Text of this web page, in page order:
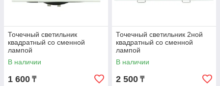
Точечный светильник
квадратный со сменной
лампой
В наличии
1 600 ₸
Точечный светильник 2ной
квадратный со сменной
лампой
В наличии
2 500 ₸